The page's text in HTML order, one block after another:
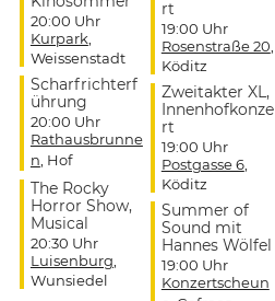
20:00 Uhr
Kurpark
Weissenstadt
Scharfrichterf
ührung
20:00 Uhr
Rathausbrunne
n , Hof
The Rocky
Horror Show,
Musical
20:30 Uhr
Luisenburg
Wunsiedel
rt
19:00 Uhr
Rosenstraße 20
Köditz
Zweitakter XL,
Innenhofkonze
rt
19:00 Uhr
Postgasse 6,
Köditz
Summer of
Sound mit
Hannes Wölfel
19:00 Uhr
Konzertscheun